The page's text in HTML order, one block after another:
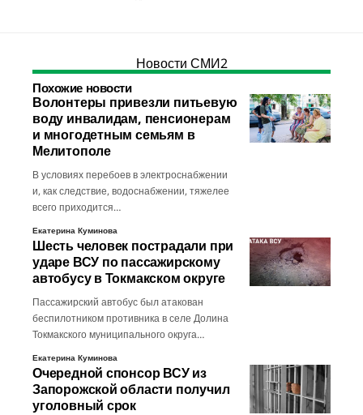
Новости СМИ2
Похожие новости
Волонтеры привезли питьевую
воду инвалидам, пенсионерам
и многодетным семьям в
Мелитополе
В условиях перебоев в электроснабжении
и, как следствие, водоснабжении, тяжелее
всего приходится…
Екатерина Куминова
Шесть человек пострадали при
ударе ВСУ по пассажирскому
автобусу в Токмакском округе
Пассажирский автобус был атакован
беспилотником противника в селе Долина
Токмакского муниципального округа…
Екатерина Куминова
Очередной спонсор ВСУ из
Запорожской области получил
уголовный срок